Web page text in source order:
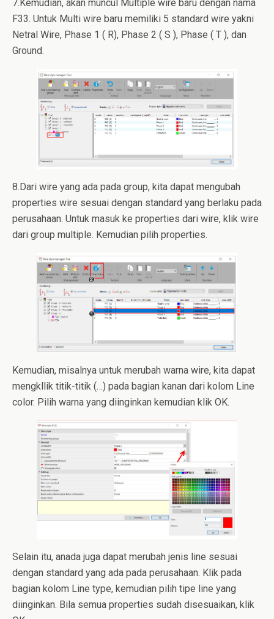
7.Kemudian, akan muncul Multiple wire baru dengan nama
F33. Untuk Multi wire baru memiliki 5 standard wire yakni
Netral Wire, Phase 1 ( R), Phase 2 ( S ), Phase ( T ), dan
Ground.
8.Dari wire yang ada pada group, kita dapat mengubah
properties wire sesuai dengan standard yang berlaku pada
perusahaan. Untuk masuk ke properties dari wire, klik wire
dari group multiple. Kemudian pilih properties.
Kemudian, misalnya untuk merubah warna wire, kita dapat
mengkllik titik-titik (…) pada bagian kanan dari kolom Line
color. Pilih warna yang diinginkan kemudian klik OK.
Selain itu, anada juga dapat merubah jenis line sesuai
dengan standard yang ada pada perusahaan. Klik pada
bagian kolom Line type, kemudian pilih tipe line yang
diinginkan. Bila semua properties sudah disesuaikan, klik